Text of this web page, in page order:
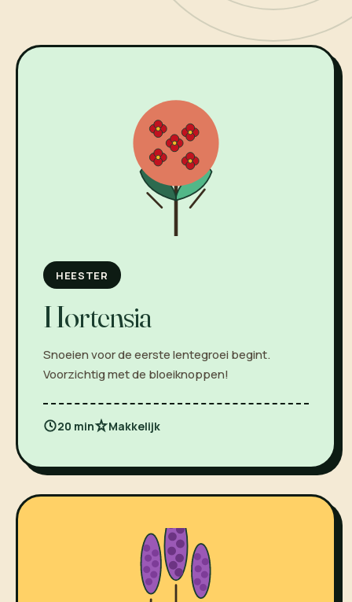
HEESTER
Hortensia
Snoeien voor de eerste lentegroei begint.
Voorzichtig met de bloeiknoppen!
20 min Makkelijk